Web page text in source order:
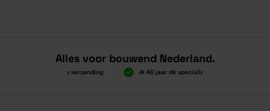
Alles voor bouwend Nederland.
Boven 2.000 gratis verzending Al 40 jaar dé specialist